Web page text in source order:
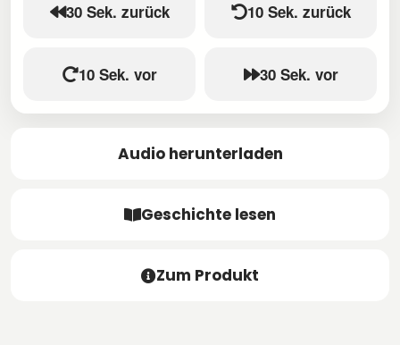
30 Sek. zurück 10 Sek. zurück
10 Sek. vor 30 Sek. vor
Audio herunterladen
Geschichte lesen
Zum Produkt